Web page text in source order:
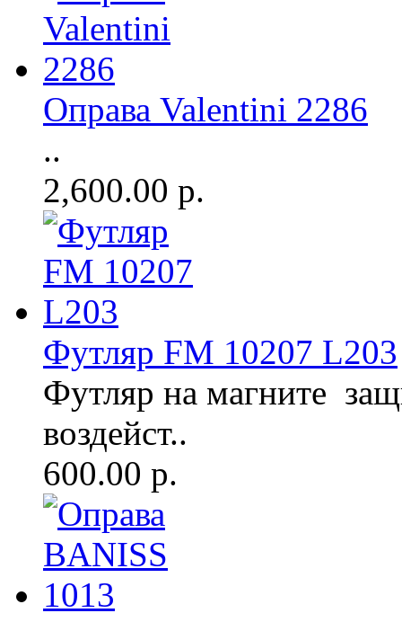
Оправа Valentini 2286
..
2,600.00 р.
Футляр FM 10207 L203
Футляр на магните
воздейст..
600.00 р.